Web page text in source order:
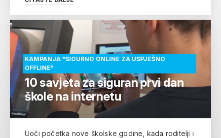
KAMPANJA "SIGURNO ONLINE ZA USPJEŠNO
OFFLINE"
10 savjeta za siguran prvi dan
škole na internetu
Uoči početka nove školske godine, kada roditelji i